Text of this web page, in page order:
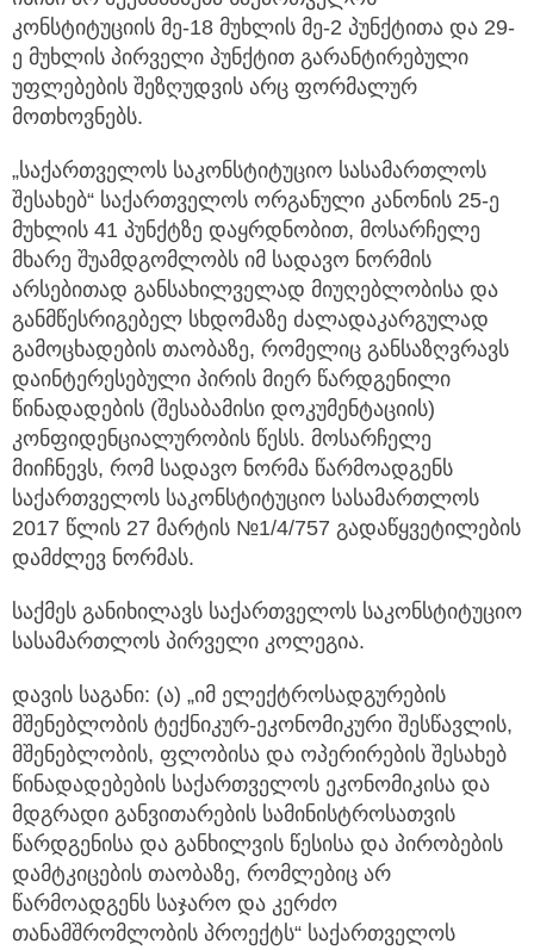
კონსტიტუციის მე-18 მუხლის მე-2 პუნქტითა და 29-
ე მუხლის პირველი პუნქტით გარანტირებული
უფლებების შეზღუდვის არც ფორმალურ
მოთხოვნებს.
„საქართველოს საკონსტიტუციო სასამართლოს
შესახებ“ საქართველოს ორგანული კანონის 25-ე
მუხლის 41 პუნქტზე დაყრდნობით, მოსარჩელე
მხარე შუამდგომლობს იმ სადავო ნორმის
არსებითად განსახილველად მიუღებლობისა და
განმწესრიგებელ სხდომაზე ძალადაკარგულად
გამოცხადების თაობაზე, რომელიც განსაზღვრავს
დაინტერესებული პირის მიერ წარდგენილი
წინადადების (შესაბამისი დოკუმენტაციის)
კონფიდენციალურობის წესს. მოსარჩელე
მიიჩნევს, რომ სადავო ნორმა წარმოადგენს
საქართველოს საკონსტიტუციო სასამართლოს
2017 წლის 27 მარტის №1/4/757 გადაწყვეტილების
დამძლევ ნორმას.
საქმეს განიხილავს საქართველოს საკონსტიტუციო
სასამართლოს პირველი კოლეგია.
დავის საგანი: (ა) „იმ ელექტროსადგურების
მშენებლობის ტექნიკურ-ეკონომიკური შესწავლის,
მშენებლობის, ფლობისა და ოპერირების შესახებ
წინადადებების საქართველოს ეკონომიკისა და
მდგრადი განვითარების სამინისტროსათვის
წარდგენისა და განხილვის წესისა და პირობების
დამტკიცების თაობაზე, რომლებიც არ
წარმოადგენს საჯარო და კერძო
თანამშრომლობის პროექტს“ საქართველოს